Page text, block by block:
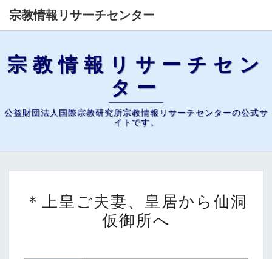
宗教情報リサーチセンター
宗教情報リサーチセン
ター
公益財団法人国際宗教研究所宗教情報リサーチセンターの公式サ
イトです。
上
皇
＊上皇ご夫妻、皇居から仙洞
仮御所へ